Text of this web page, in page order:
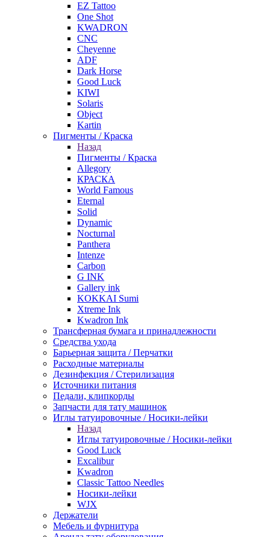
EZ Tattoo
One Shot
KWADRON
CNC
Cheyenne
ADF
Dark Horse
Good Luck
KIWI
Solaris
Object
Kartin
Пигменты / Краска
Назад
Пигменты / Краска
Allegory
КРАСКА
World Famous
Eternal
Solid
Dynamic
Nocturnal
Panthera
Intenze
Carbon
G INK
Gallery ink
KOKKAI Sumi
Xtreme Ink
Kwadron Ink
Трансферная бумага и принадлежности
Средства ухода
Барьерная защита / Перчатки
Расходные материалы
Дезинфекция / Стерилизация
Источники питания
Педали, клипкорды
Запчасти для тату машинок
Иглы татуировочные / Носики-лейки
Назад
Иглы татуировочные / Носики-лейки
Good Luck
Excalibur
Kwadron
Classic Tattoo Needles
Носики-лейки
WJX
Держатели
Мебель и фурнитура